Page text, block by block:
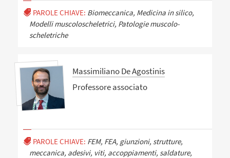
PAROLE CHIAVE: Biomeccanica, Medicina in silico,
Modelli muscoloscheletrici, Patologie muscolo-
scheletriche
Massimiliano De Agostinis
Professore associato
PAROLE CHIAVE: FEM, FEA, giunzioni, strutture,
meccanica, adesivi, viti, accoppiamenti, saldature,